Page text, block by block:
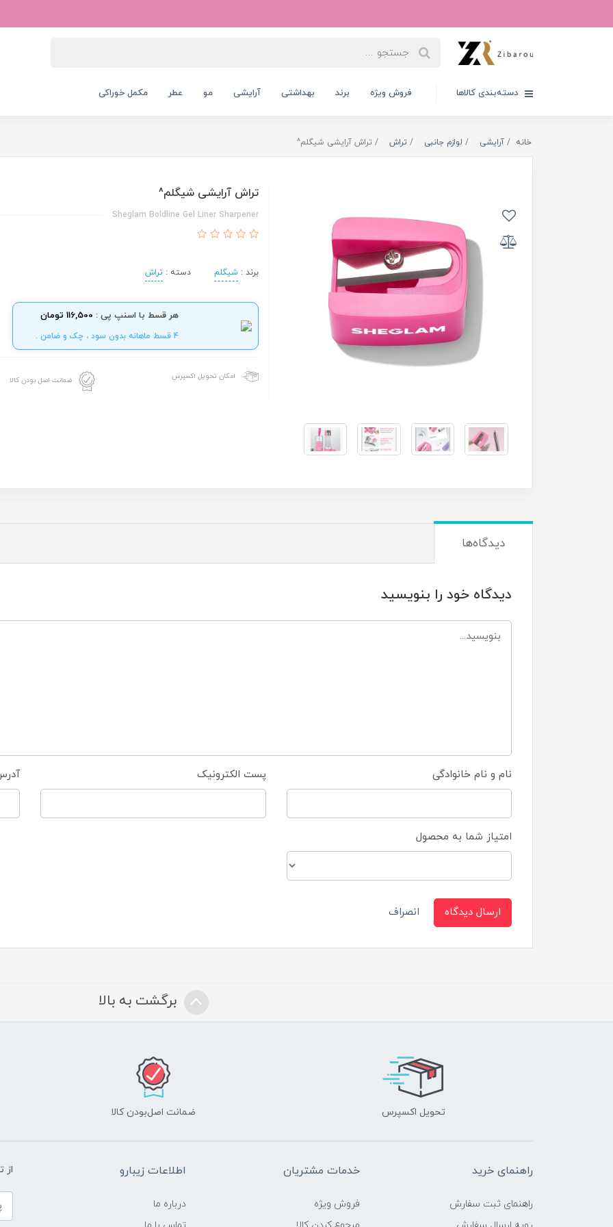
دسته‌بندی کالاها فروش ویژه برند بهداشتی آرایشی مو عطر مکمل خوراکی
خانه آرایشی لوازم جانبی تراش تراش آرایشی شیگلم^
تراش آرایشی شیگلم^
Sheglam Boldline Gel Liner Sharpener
برند : شیگلم دسته :تراش
هر قسط با اسنپ پی : 116,500 تومان
4 قسط ماهانه بدون سود ، چک و ضامن .
امکان تحویل اکسپرس ضمانت اصل بودن کالا
دیدگاه‌ها
دیدگاه خود را بنویسید
نام و نام خانوادگی پست الکترونیک
امتیاز شما به محصول
ارسال دیدگاه انصراف
برگشت به بالا
تحویل اکسپرس ضمانت اصل‌بودن کالا
راهنمای خرید
راهنمای ثبت سفارش
خدمات مشتریان
فروش ویژه
اطلاعات زیبارو
درباره ما
از